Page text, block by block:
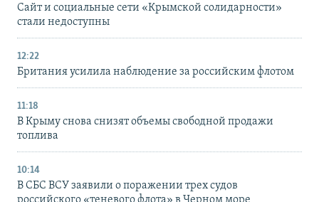
Сайт и социальные сети «Крымской солидарности»
стали недоступны
12:22
Британия усилила наблюдение за российским флотом
11:18
В Крыму снова снизят объемы свободной продажи
топлива
10:14
В СБС ВСУ заявили о поражении трех судов